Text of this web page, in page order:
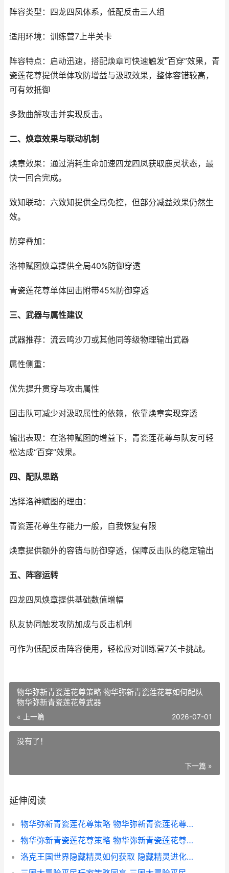
阵容类型：四龙四凤体系，低配反击三人组
适用环境：训练营7上半关卡
阵容特点：启动迅速，搭配焕章可快速触发“百穿”效果，青
瓷莲花尊提供单体攻防增益与汲取效果，整体容错较高，
可有效抵御
多数曲解攻击并实现反击。
二、焕章效果与联动机制
焕章效果：通过消耗生命加速四龙四凤获取鹿灵状态，最
快一回合完成。
致知联动：六致知提供全局免控，但部分减益效果仍然生
效。
防穿叠加：
洛神赋图焕章提供全局40%防御穿透
青瓷莲花尊单体回击附带45%防御穿透
三、武器与属性建议
武器推荐：流云鸣沙刀或其他同等级物理输出武器
属性侧重：
优先提升贯穿与攻击属性
回击队可减少对汲取属性的依赖，依靠焕章实现穿透
输出表现：在洛神赋图的增益下，青瓷莲花尊与队友可轻
松达成“百穿”效果。
四、配队思路
选择洛神赋图的理由：
青瓷莲花尊生存能力一般，自我恢复有限
焕章提供额外的容错与防御穿透，保障反击队的稳定输出
五、阵容运转
四龙四凤焕章提供基础数值增幅
队友协同触发攻防加成与反击机制
可作为低配反击阵容使用，轻松应对训练营7关卡挑战。
物华弥新青瓷莲花尊策略 物华弥新青瓷莲花尊如何配队
物华弥新青瓷莲花尊武器
« 上一篇 2026-07-01
没有了！
下一篇 »
延伸阅读
物华弥新青瓷莲花尊策略 物华弥新青瓷莲花尊如何配队 物华弥新青瓷莲花尊
物华弥新青瓷莲花尊策略 物华弥新青瓷莲花尊如何配队 物华弥新青瓷莲花尊武器
洛克王国世界隐藏精灵如何获取 隐藏精灵进化图 洛克王国世界隐藏副本